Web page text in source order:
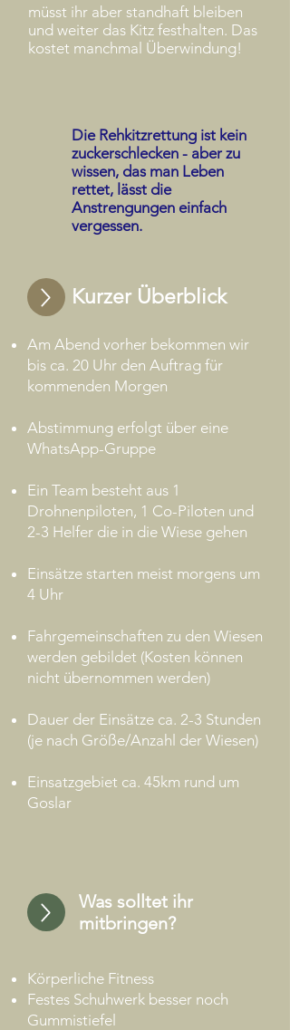
müsst ihr aber standhaft bleiben
und weiter das Kitz festhalten. Das
kostet manchmal Überwindung!
Die Rehkitzrettung ist kein
zuckerschlecken - aber zu
wissen, das man Leben
rettet, lässt die
Anstrengungen einfach
vergessen.
Kurzer Überblick
Am Abend vorher bekommen wir
bis ca. 20 Uhr den Auftrag für
kommenden Morgen
Abstimmung erfolgt über eine
WhatsApp-Gruppe
Ein Team besteht aus 1
Drohnenpiloten, 1 Co-Piloten und
2-3 Helfer die in die Wiese gehen
Einsätze starten meist morgens um
4 Uhr
Fahrgemeinschaften zu den Wiesen
werden gebildet (Kosten können
nicht übernommen werden)
Dauer der Einsätze ca. 2-3 Stunden
(je nach Größe/Anzahl der Wiesen)
Einsatzgebiet ca. 45km rund um
Goslar
Was solltet ihr
mitbringen?
Körperliche Fitness
Festes Schuhwerk besser noch
Gummistiefel